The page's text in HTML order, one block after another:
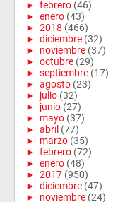
► febrero (46)
► enero (43)
► 2018 (466)
► diciembre (32)
► noviembre (37)
► octubre (29)
► septiembre (17)
► agosto (23)
► julio (32)
► junio (27)
► mayo (37)
► abril (77)
► marzo (35)
► febrero (72)
► enero (48)
► 2017 (950)
► diciembre (47)
► noviembre (24)